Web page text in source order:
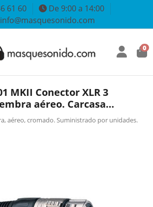
61 60
De 9:00 a 14:00
info@masquesonido.com
0
XLR 3
aéreo. Carcasa
aéreo, cromado. Suministrado por unidades.